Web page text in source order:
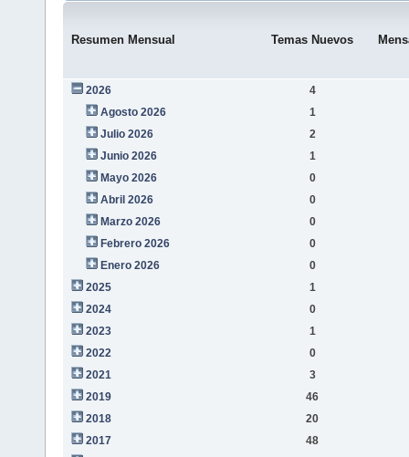
Resumen Mensual Temas Nuevos
2026
4
Agosto 2026
1
Julio 2026
2
Junio 2026
1
Mayo 2026
0
Abril 2026
0
Marzo 2026
0
Febrero 2026
0
Enero 2026
0
2025
1
2024
0
2023
1
2022
0
2021
3
2019
46
2018
20
2017
48